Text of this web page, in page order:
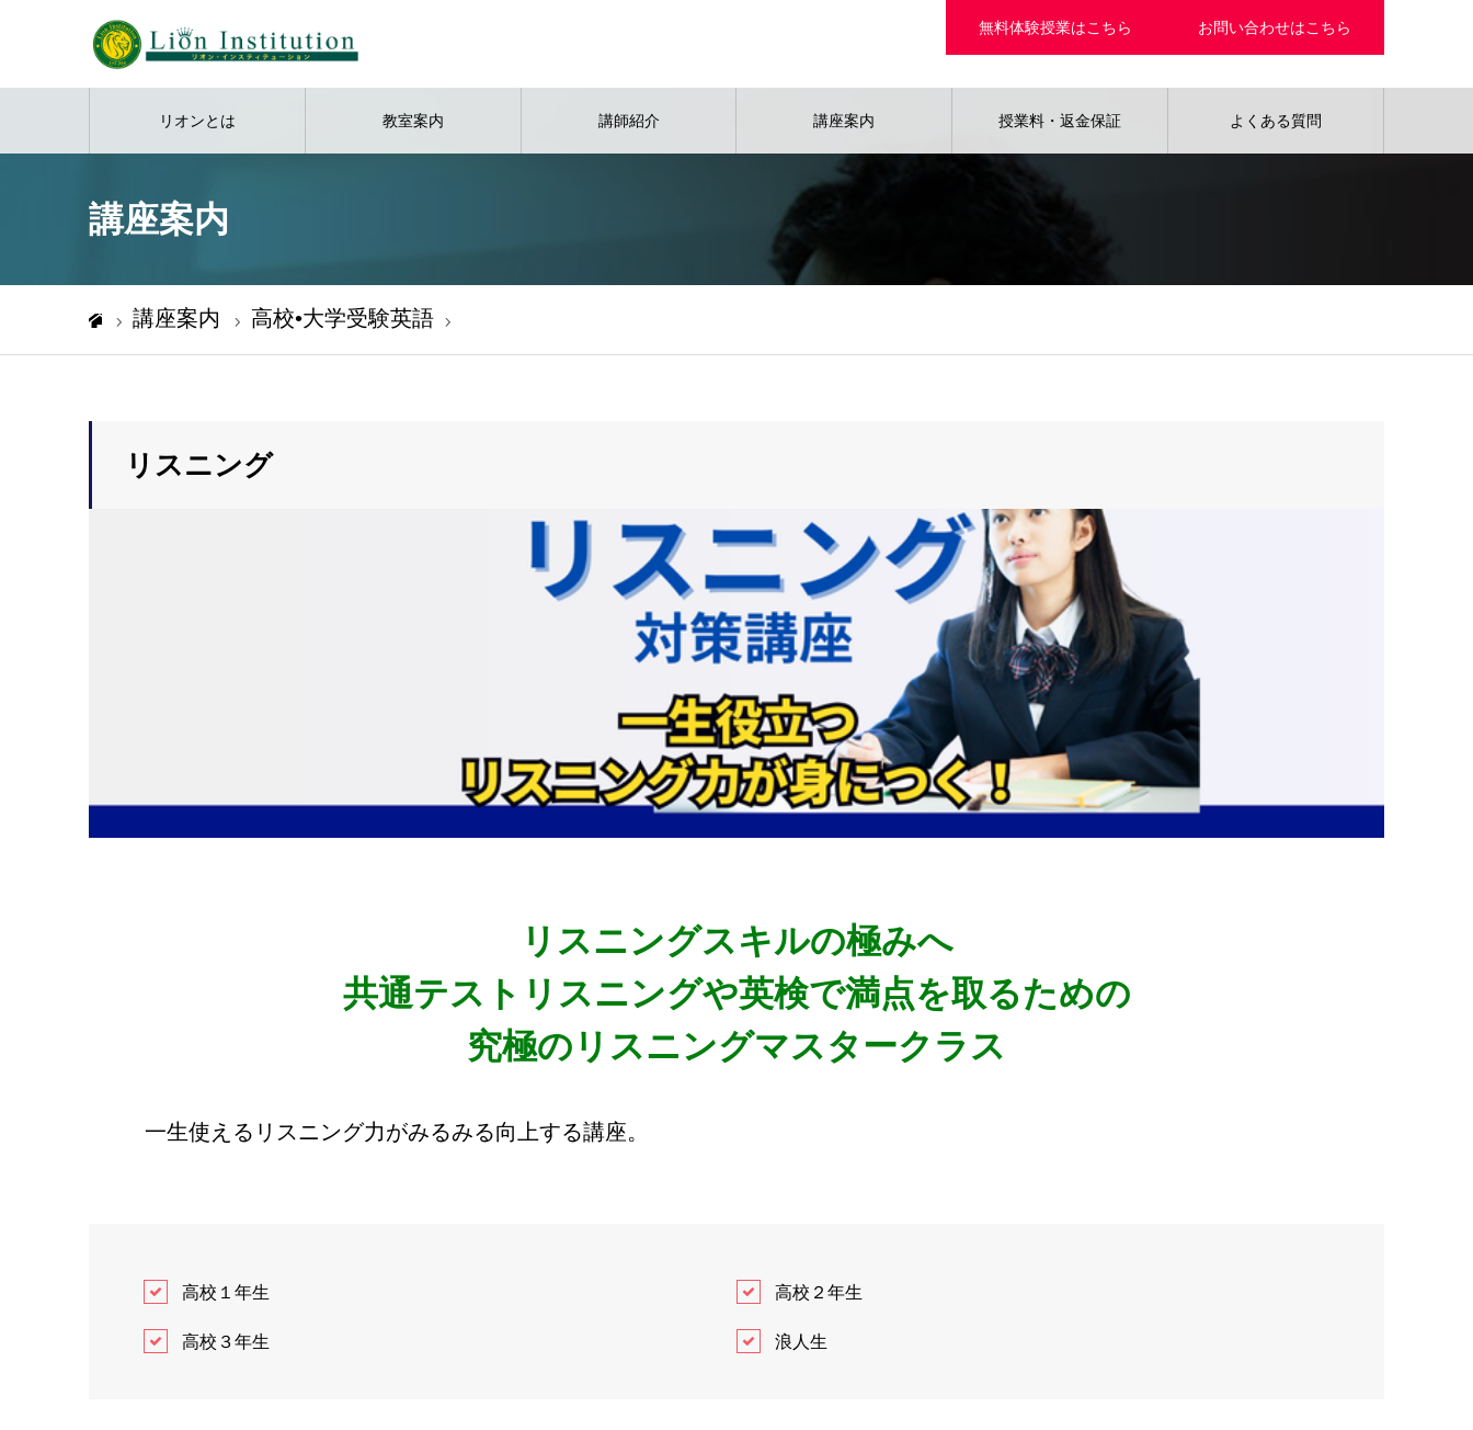
無料体験授業はこちら お問い合わせはこちら
リオンとは 教室案内 講師紹介 講座案内 授業料・返金保証 よくある質問
講座案内
講座案内 高校•大学受験英語
リスニング
リスニングスキルの極みへ
共通テストリスニングや英検で満点を取るための
究極のリスニングマスタークラス
一生使えるリスニング力がみるみる向上する講座。
高校１年生 高校２年生
高校３年生 浪人生